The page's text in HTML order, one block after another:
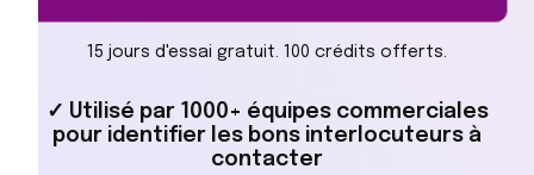
15 jours d'essai gratuit. 100 crédits offerts.
✓ Utilisé par 1000+ équipes commerciales
pour identifier les bons interlocuteurs à
contacter